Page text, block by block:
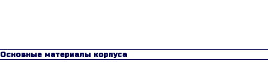
Основные материалы корпуса